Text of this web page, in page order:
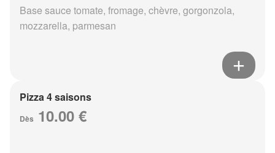
Base sauce tomate, fromage, chèvre, gorgonzola,
mozzarella, parmesan
Pizza 4 saisons
Dès 10.00 €